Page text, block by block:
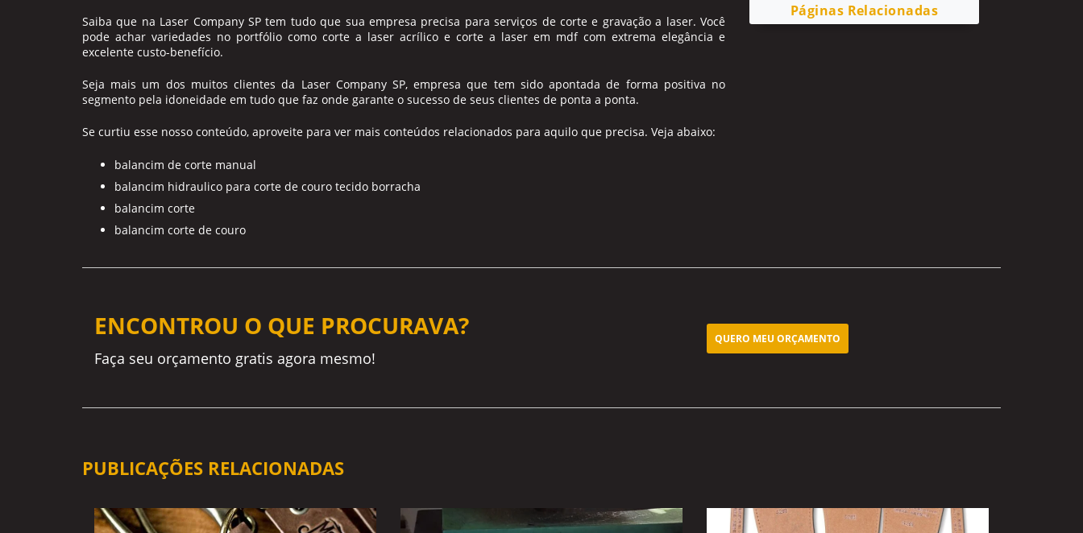
Saiba que na Laser Company SP tem tudo que sua empresa precisa para serviços de corte e gravação a laser. Você
pode achar variedades no portfólio como corte a laser acrílico e corte a laser em mdf com extrema elegância e
excelente custo-benefício.
Seja mais um dos muitos clientes da Laser Company SP, empresa que tem sido apontada de forma positiva no
segmento pela idoneidade em tudo que faz onde garante o sucesso de seus clientes de ponta a ponta.
Se curtiu esse nosso conteúdo, aproveite para ver mais conteúdos relacionados para aquilo que precisa. Veja abaixo:
balancim de corte manual
balancim hidraulico para corte de couro tecido borracha
balancim corte
balancim corte de couro
Páginas Relacionadas
ENCONTROU O QUE PROCURAVA?
Faça seu orçamento gratis agora mesmo!
QUERO MEU ORÇAMENTO
PUBLICAÇÕES RELACIONADAS